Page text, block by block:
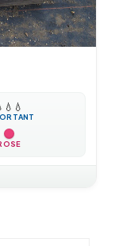
💧 💧